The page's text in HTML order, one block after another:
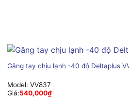
Găng tay chịu lạnh -40 độ Deltaplus
Model: VV837
Giá:540,000₫